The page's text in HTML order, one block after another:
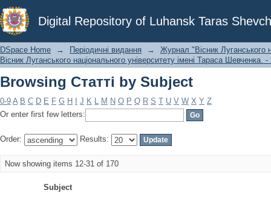
Digital Repository of Luhansk Taras
Browsing Статті by Subject
DSpace Home → Періодичні видання →
Журнал "Вісник Луганського
Вісник Луганського національного університету імені Тараса
Browsing Статті by Subject
0-9 A B C D E F G H J K L M N O P Q R S T U V W X Y Z
Or enter first few letters:
Order: Results:
Now showing items 12-31 of 170
Subject